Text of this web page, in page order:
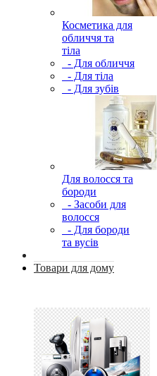
Косметика для
обличчя та
тіла
- Для обличчя
- Для тіла
- Для зубів
Для волосся та
бороди
- Засоби для
волосся
- Для бороди
та вусів
Товари для дому